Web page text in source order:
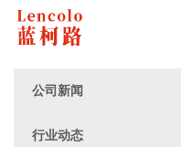
公司新闻
行业动态